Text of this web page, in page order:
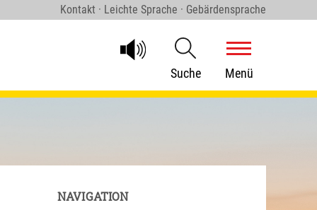
Kontakt · Leichte Sprache · Gebärdensprache
Suche Menü
NAVIGATION